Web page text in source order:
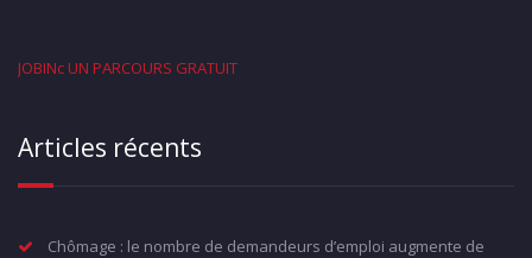
JOBINc UN PARCOURS GRATUIT
Articles récents
Chômage : le nombre de demandeurs d’emploi augmente de